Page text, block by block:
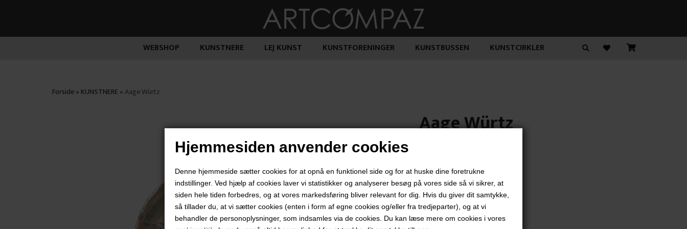
Hjemmesiden anvender cookies
Denne hjemmeside sætter cookies for at opnå en funktionel side og for at huske dine foretrukne
indstillinger. Ved hjælp af cookies laver vi statistikker og analyserer besøg på vores side så vi sikrer, at
siden hele tiden forbedres, og at vores markedsføring bliver relevant for dig. Hvis du giver dit samtykke,
så tillader du, at vi sætter cookies (enten i form af egne cookies og/eller fra tredjeparter), og at vi
behandler de personoplysninger, som indsamles via de cookies. Du kan læse mere om cookies i vores
WEBSHOP KUNSTNERE LEJ KUNST KUNSTFORENINGER KUNSTBUSSEN KUNSTCIRKLER
Forside» KUNSTNERE »Aage Würtz
Aage Würtz
"Uden Titel"